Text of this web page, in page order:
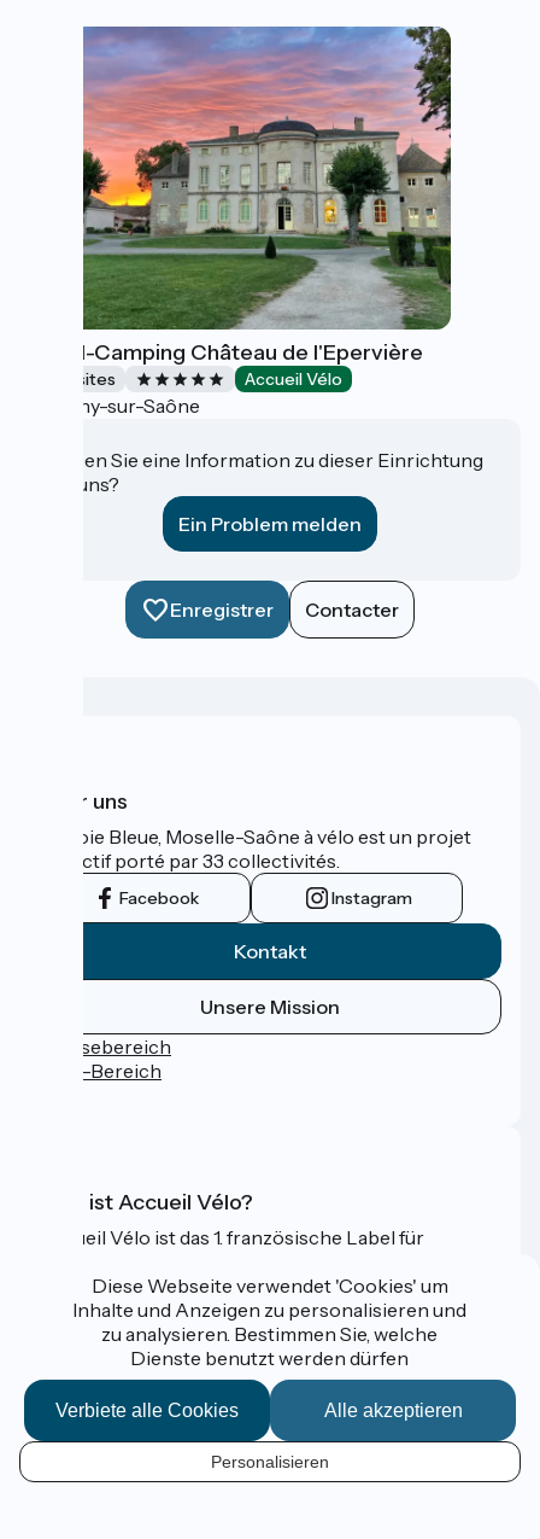
DE
Castel-Camping Château de l'Epervière
Campsites Accueil Vélo
Gigny-sur-Saône
Haben Sie eine Information zu dieser Einrichtung
für uns?
Ein Problem melden
Enregistrer Contacter
Über uns
La Voie Bleue, Moselle-Saône à vélo est un projet
collectif porté par 33 collectivités.
Facebook Instagram
Kontakt
Unsere Mission
Pressebereich
Profi-Bereich
Was ist Accueil Vélo?
Accueil Vélo ist das 1. französische Label für
Mehr erfahren
Gefördert im Rahmen von Destination France
Espace Pro / Presse
Diese Webseite verwendet 'Cookies' um
Inhalte und Anzeigen zu personalisieren und
zu analysieren. Bestimmen Sie, welche
Dienste benutzt werden dürfen
Alle akzeptieren
Verbiete alle Cookies
Personalisieren